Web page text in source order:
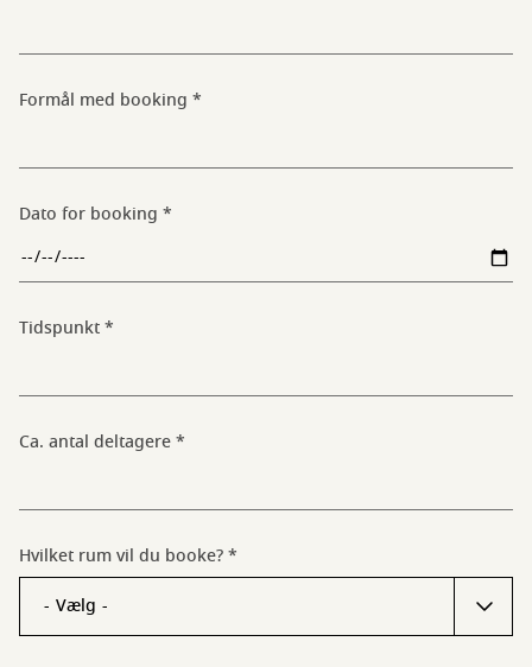
Formål med booking
Dato for booking
Tidspunkt
Ca. antal deltagere
Hvilket rum vil du booke?